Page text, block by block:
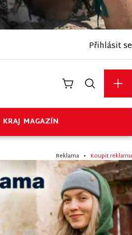
Přihlásit se
KRAJ MAGAZÍN
Reklama • Koupit reklamu